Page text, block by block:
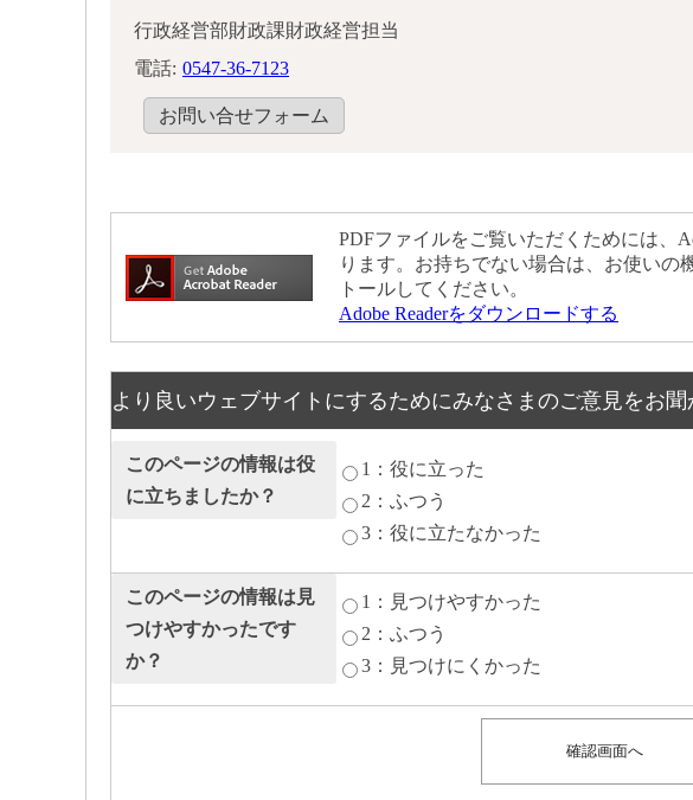
行政経営部財政課財政経営担当
電話: 0547-36-7123
お問い合せフォーム
PDFファイルをご覧いただくためには、
ります。お持ちでない場合は、お使い
トールしてください。
Adobe Readerをダウンロードする
より良いウェブサイトにするためにみなさまのご意見をお
このページの情報は役
に立ちましたか？
1：役に立った
2：ふつう
3：役に立たなかった
このページの情報は見
つけやすかったです
か？
1：見つけやすかった
2：ふつう
3：見つけにくかった